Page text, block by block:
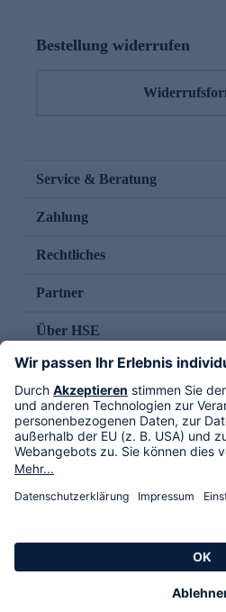
Bestellung widerrufen
Service & Beratung
Zahlung
Rechtliches
Partner
Über HSE
Im TV
HSE International